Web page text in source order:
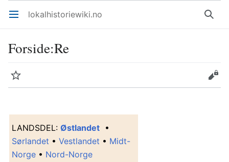
Åpne hovedmenyen lokalhistoriewiki.no Søk
Forside:Re
Overvåk Rediger
LANDSDEL: Østlandet •
Sørlandet • Vestlandet • Midt-
Norge • Nord-Norge